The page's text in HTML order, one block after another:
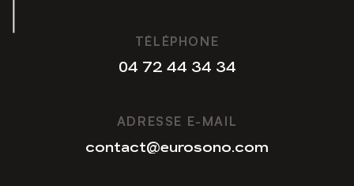
TÉLÉPHONE
04 72 44 34 34
ADRESSE E-MAIL
contact@eurosono.com
contact@eurosono.com